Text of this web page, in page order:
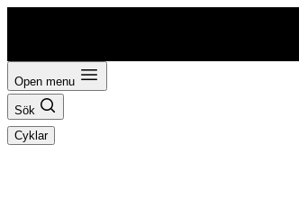
innehåll
Open menu
Sök
Cyklar